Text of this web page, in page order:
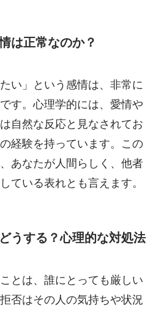
は正常なのか？
い」という感情は、非常に
す。心理学的には、愛情や
自然な反応と見なされてお
経験を持っています。この
あなたが人間らしく、他者
ている表れとも言えます。
うする？心理的な対処法
とは、誰にとっても厳しい
否はその人の気持ちや状況